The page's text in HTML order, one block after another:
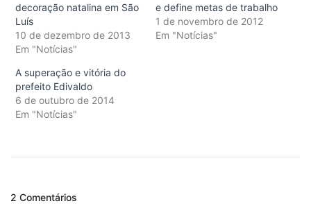
decoração natalina em São
Luís
10 de dezembro de 2013
Em "Notícias"
e define metas de trabalho
1 de novembro de 2012
Em "Notícias"
A superação e vitória do
prefeito Edivaldo
6 de outubro de 2014
Em "Notícias"
2 Comentários